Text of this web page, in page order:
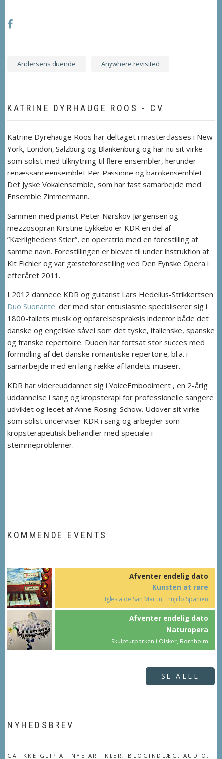
facebook
Andersens duende Anywhere revisited
KATRINE DYRHAUGE ROOS - CV
Katrine Dyrehauge Roos har deltaget i masterclasses i New
York, London, Salzburg og Blankenburg og har nu sit virke
som solist med tilknytning til flere ensembler, herunder
renæssanceensemblet Per Passione og barokensemblet
Det Jyske Vokalensemble, som har fast samarbejde med
Ensemble Zimmermann.
Sammen med pianist Peter Nørskov Jørgensen og
mezzosopran Kirstine Lykkebo er KDR en del af
”Kærlighedens Stier”, en operatrio med en forestilling af
samme navn. Forestillingen er blevet til under instruktion af
Kit Eichler og var gæsteforestilling ved Den Fynske Opera i
efteråret 2011.
I 2012 dannede KDR og guitarist Lars Hedelius-Strikkertsen
Duo Suonante, der med stor entusiasme specialiserer sig i
1800-tallets musik og opførelsespraksis indenfor både det
danske og engelske såvel som det tyske, italienske, spanske
og franske repertoire. Duoen har fortsat stor succes med
formidling af det danske romantiske repertoire, bl.a. i
samarbejde med en lang række af landets museer.
KDR har videreuddannet sig i VoiceEmbodiment , en 2-årig
uddannelse i sang og kropsterapi for professionelle sangere
udviklet og ledet af Anne Rosing-Schow. Udover sit virke
som solist underviser KDR i sang og arbejder som
kropsterapeutisk behandler med speciale i
stemmeproblemer.
KOMMENDE EVENTS
Afventer endelig dato
Kunsten at røre
Iglesia de San Martin, Trujillo Spanien
Afventer endelig dato
Naturopera
Skulpturparken i Olsker, Bornholm
SE ALLE
NYHEDSBREV
GÅ IKKE GLIP AF NYE ARTIKLER, BLOGINDLÆG, AUDIO,